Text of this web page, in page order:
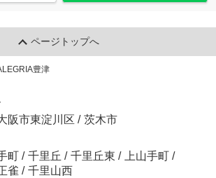
ページトップへ
豊津
阪市東淀川区 / 茨木市
町 / 千里丘 / 千里丘東 / 上山手町 /
雀 / 千里山西